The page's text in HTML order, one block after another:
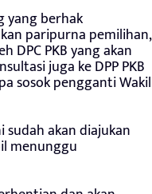
yang berhak
paripurna pemilihan,
PKB yang akan
juga ke DPP PKB
sosok pengganti Wakil
sudah akan diajukan
menunggu